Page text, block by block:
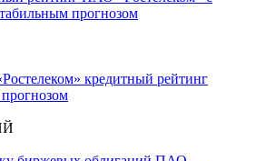
прогнозом
кредитный рейтинг